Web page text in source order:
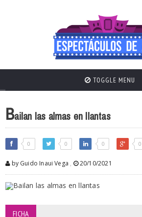
TOGGLE MENU
Bailan las almas en llantas
0 0 0 0
by Guido Inaui Vega , 20/10/2021
FICHA